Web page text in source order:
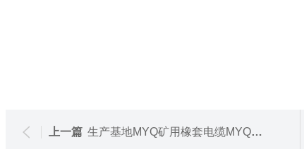
上一篇 生产基地MYQ矿用橡套电缆MYQ阻燃煤矿用软电缆